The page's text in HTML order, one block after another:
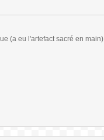
(a eu l'artefact sacré en